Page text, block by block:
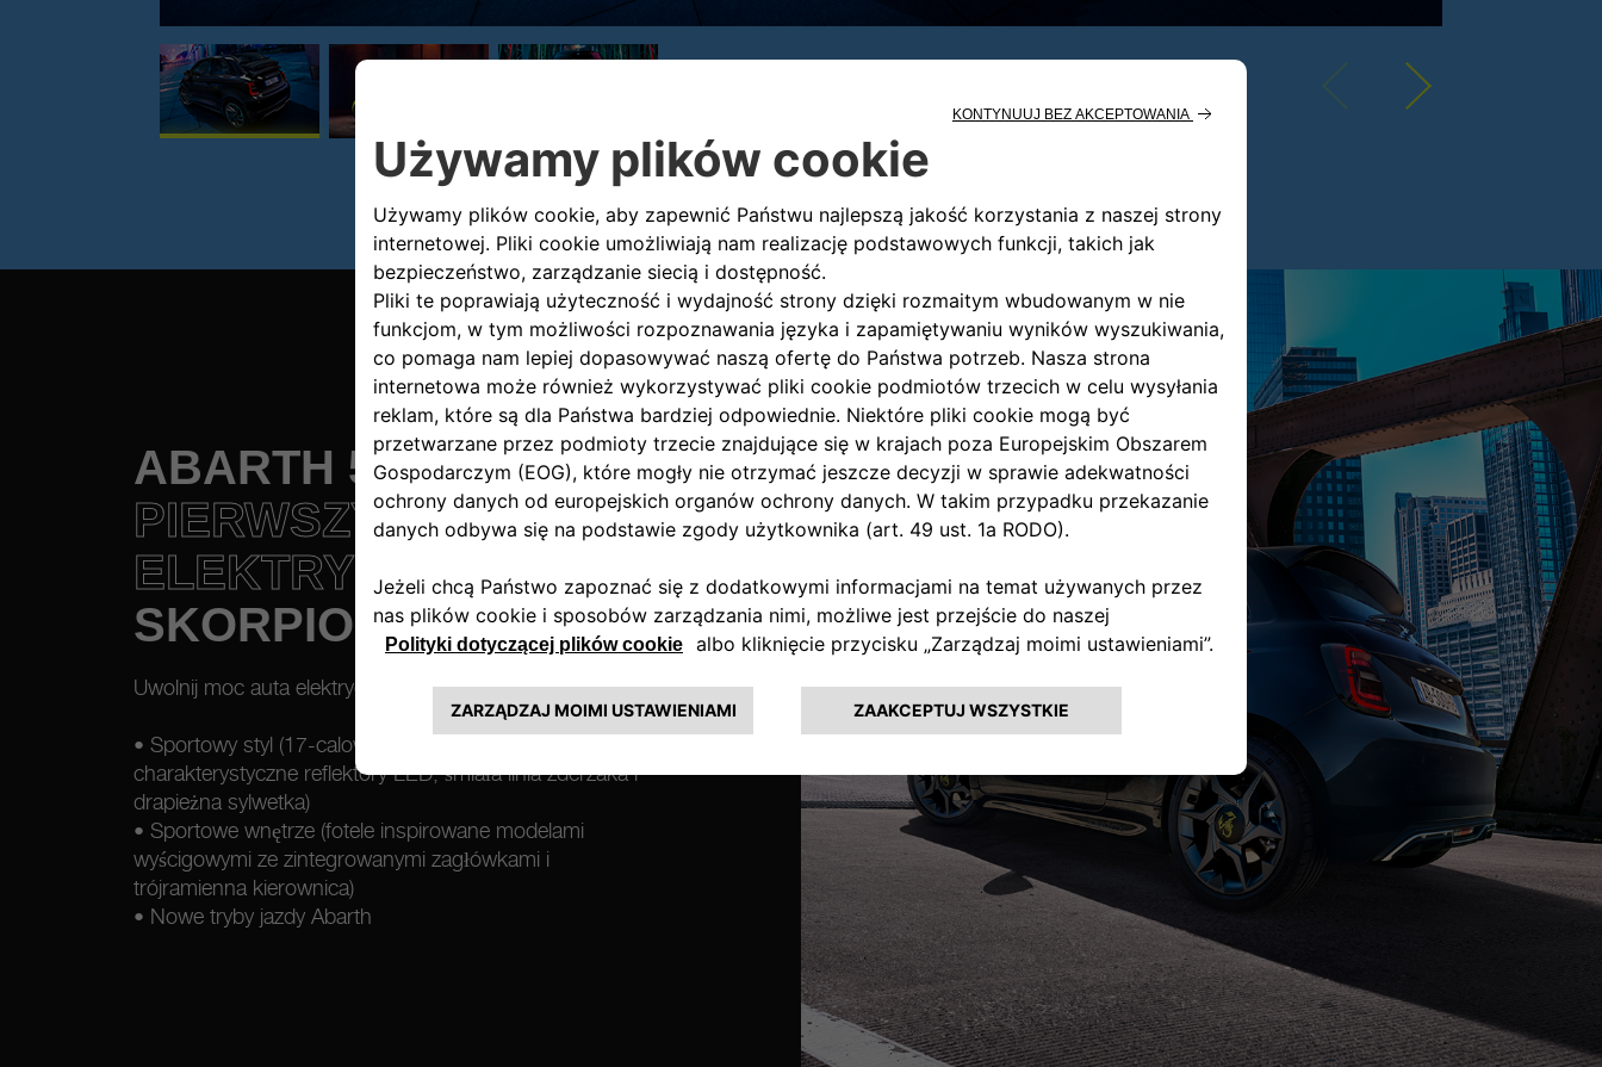
ABARTH 500e
PIERWSZY
ELEKTRYCZNY
SKORPION
Uwolnij moc auta elektrycznego dzięki Abarthowi 500e.
• Sportowy styl (17-calowe felgi aluminiowe,
charakterystyczne reflektory LED, śmiała linia zderzaka i
drapieżna sylwetka)
• Sportowe wnętrze (fotele inspirowane modelami
wyścigowymi ze zintegrowanymi zagłówkami i
trójramienna kierownica)
• Nowe tryby jazdy Abarth